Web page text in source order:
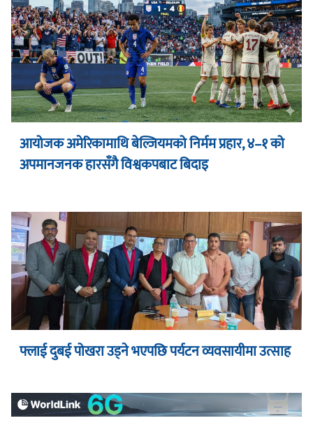
आयोजक अमेरिकामाथि बेल्जियमको निर्मम प्रहार, ४–१ को
अपमानजनक हारसँगै विश्वकपबाट बिदाइ
फ्लाई दुबई पोखरा उड्ने भएपछि पर्यटन व्यवसायीमा उत्साह